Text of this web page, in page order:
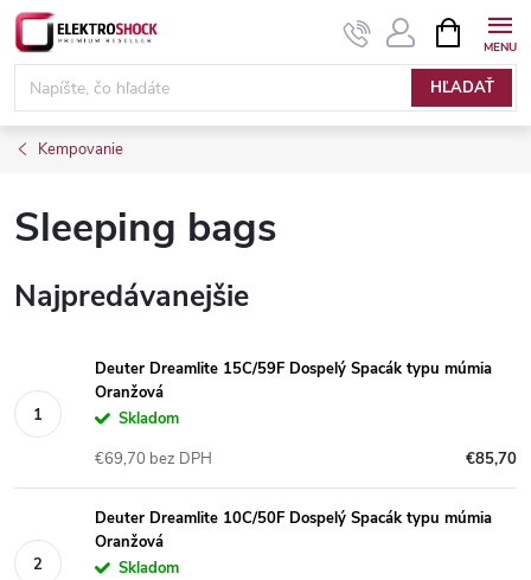
Prejsť
na
obsah
HĽADAŤ
KOŠÍK
Kempovanie
Sleeping bags
Najpredávanejšie
Deuter Dreamlite 15C/59F Dospelý Spacák typu múmia
Oranžová
Skladom
€85,70
€69,70 bez DPH
Deuter Dreamlite 10C/50F Dospelý Spacák typu múmia
Oranžová
Skladom